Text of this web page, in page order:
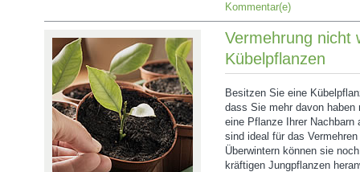
Kommentar(e)
Vermehrung nicht
Kübelpflanzen
Besitzen Sie eine
dass Sie mehr davon
eine Pflanze Ihrer Nachbarn
sind ideal für das
Überwintern können sie
kräftigen Jungpflanzen